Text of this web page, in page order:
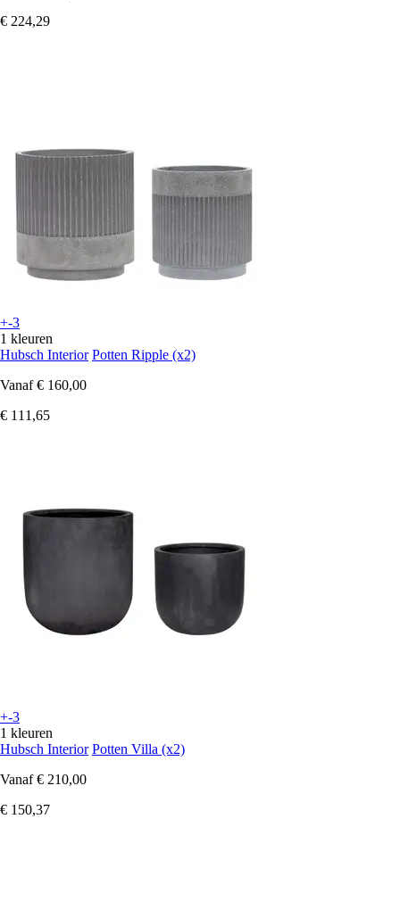
€ 224,29
+-3
1 kleuren
Hubsch Interior Potten Ripple (x2)
Vanaf € 160,00
€ 111,65
+-3
1 kleuren
Hubsch Interior Potten Villa (x2)
Vanaf € 210,00
€ 150,37